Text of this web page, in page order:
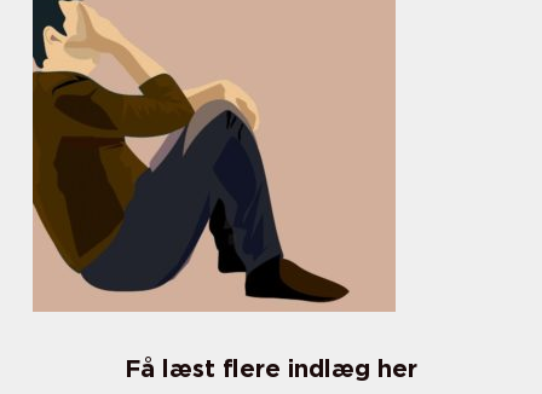
Få læst flere indlæg her